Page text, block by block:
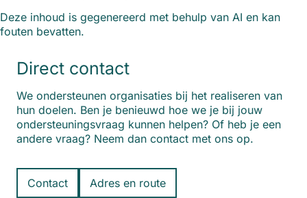
Deze inhoud is gegenereerd met behulp van AI en kan
fouten bevatten.
Direct contact
We ondersteunen organisaties bij het realiseren van
hun doelen. Ben je benieuwd hoe we je bij jouw
ondersteuningsvraag kunnen helpen? Of heb je een
andere vraag? Neem dan contact met ons op.
Contact Adres en route